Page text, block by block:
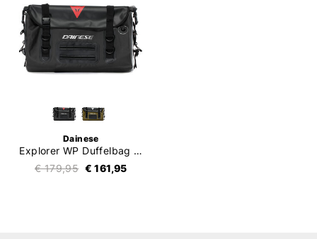
Dainese
Explorer WP Duffelbag 60L
€ 179,95 € 161,95